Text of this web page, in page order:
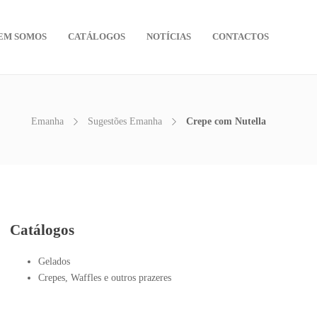
SOMOS CATÁLOGOS NOTÍCIAS CONTACTOS
Emanha Sugestões Emanha Crepe com Nutella
Catálogos
Gelados
Crepes, Waffles e outros prazeres